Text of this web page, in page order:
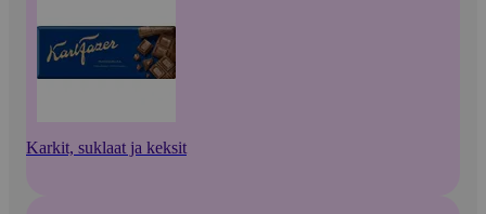
Karkit, suklaat ja keksit